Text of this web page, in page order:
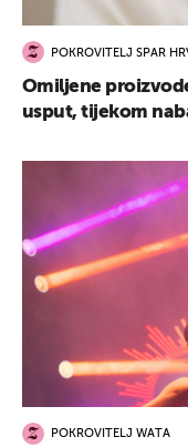
POKROVITELJ SPAR
Omiljene
usput, tijekom
POKROVITELJ WATA